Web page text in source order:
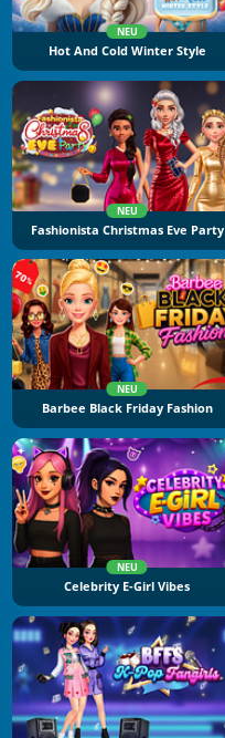
NEU
Hot And Cold Winter Style
NEU
Fashionista Christmas Eve Party
NEU
Barbee Black Friday Fashion
NEU
Celebrity E-Girl Vibes